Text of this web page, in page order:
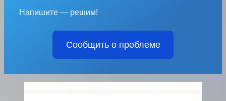
Напишите — решим!
Сообщить о проблеме